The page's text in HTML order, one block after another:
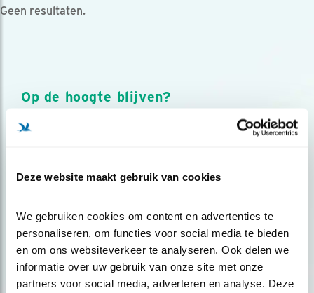
Deze website maakt gebruik van cookies
We gebruiken cookies om content en advertenties te
personaliseren, om functies voor social media te bieden
en om ons websiteverkeer te analyseren. Ook delen we
informatie over uw gebruik van onze site met onze
partners voor social media, adverteren en analyse. Deze
Geen resultaten.
Op de hoogte blijven?
Meld je aan en ontvang nieuws, inspiratie, acties en tips
over vogels en activiteiten van Vogelbescherming.